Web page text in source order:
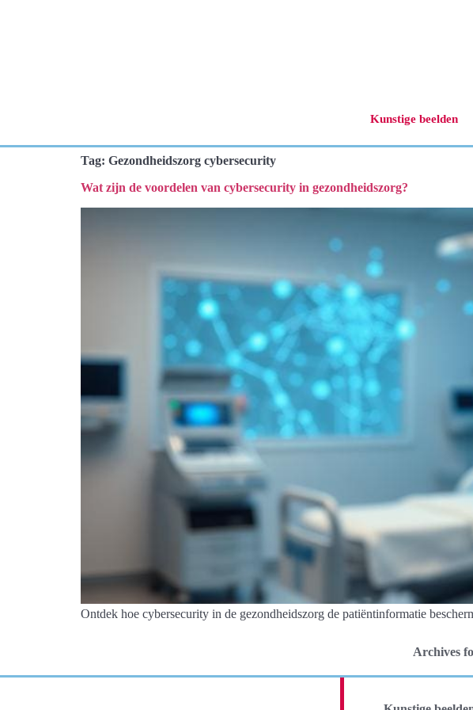
Kunstige beelden
Tag: Gezondheidszorg cybersecurity
Wat zijn de voordelen van cybersecurity in gezondheidszorg?
Ontdek hoe cybersecurity in de gezondheidszorg de patiëntinformatie
Archives